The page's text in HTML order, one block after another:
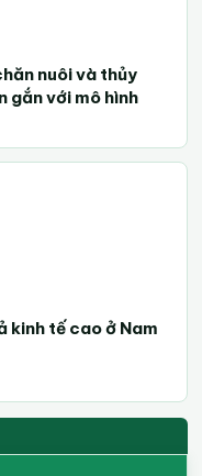
nuôi và thủy
gắn với mô hình
kinh tế cao ở Nam